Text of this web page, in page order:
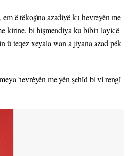
ê têkoşîna azadiyê ku hevreyên me
kirine, bi hişmendiya ku bibin layiqê
û teqez xeyala wan a jiyana azad pêk
hevrêyên me yên şehîd bi vî rengî